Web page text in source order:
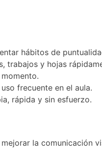
hábitos de
trabajos y hojas
frecuente en el aula.
rápida y sin esfuerzo.
la comunicación